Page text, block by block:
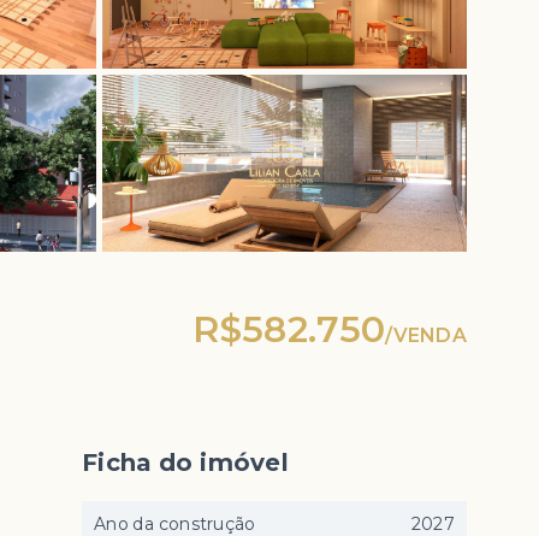
R$582.750/VENDA
Ficha do imóvel
Ano da construção 2027